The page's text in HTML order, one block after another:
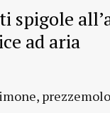
spigole
ad aria
prezzemolo